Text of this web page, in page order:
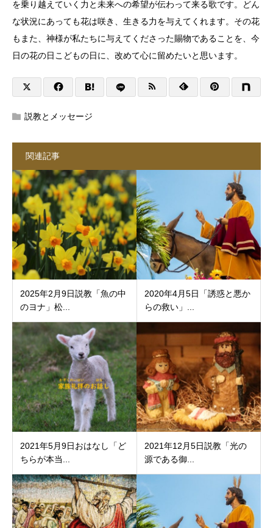
を乗り越えていく力と未来への希望が伝わって来る歌です。どん
な状況にあっても花は咲き、生きる力を与えてくれます。その花
もまた、神様が私たちに与えてくださった賜物であることを、今
日の花の日こどもの日に、改めて心に留めたいと思います。
説教とメッセージ
関連記事
2025年2月9日説教「魚の中
のヨナ」松...
2020年4月5日「誘惑と悪か
らの救い」...
2021年5月9日おはなし「ど
ちらが本当...
2021年12月5日説教「光の
源である御...